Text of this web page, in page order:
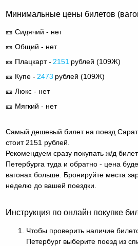
Минимальные цены билетов
🎫 Сидячий - нет
🎫 Общий - нет
🎫 Плацкарт - 2151 рублей (109Ж)
🎫 Купе - 2473 рублей (109Ж)
🎫 Люкс - нет
🎫 Мягкий - нет
Самый дешевый билет на поезд
стоит 2151 рублей.
Рекомендуем сразу покупать ж/д
Петербурга туда и обратно - цена
вагонах больше. Бронируйте места
неделю до вашей поездки.
Инструкция по онлайн покупке
Чтобы проверить наличие
Петербург выберите поезд из